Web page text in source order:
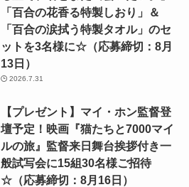
「百合の花香る特製しおり」＆
「百合の涙拭う特製タオル」のセ
ットを3名様に☆（応募締切：8月
13日）
2026.7.31
【プレゼント】マイ・ホン監督登
壇予定！映画『猫たちと7000マイ
ルの旅』監督来日舞台挨拶付き一
般試写会に15組30名様ご招待
☆（応募締切：8月16日）